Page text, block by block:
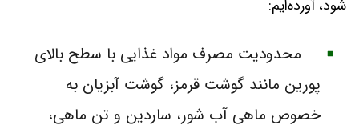
شود، آورده‌ایم:
محدودیت مصرف مواد غذایی با سطح بالای
پورین مانند گوشت قرمز، گوشت آبزیان به
خصوص ماهی آب شور، ساردین و تن ماهی،